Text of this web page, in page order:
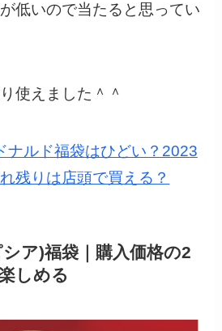
低いので当たると思ってい
使えました＾＾
ナルド福袋はひどい？2023
残りは店頭で買える？
ア)福袋｜購入価格の2
しめる